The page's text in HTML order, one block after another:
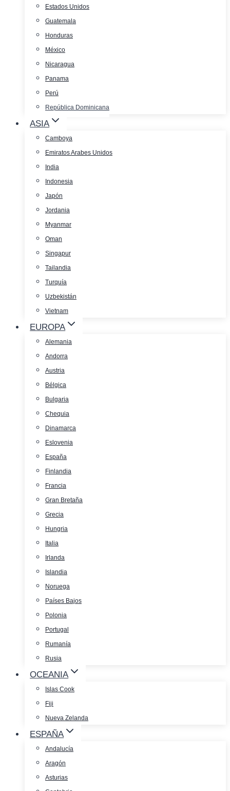
Estados Unidos
Guatemala
Honduras
México
Nicaragua
Panama
Perú
República Dominicana
ASIA
Camboya
Emiratos Arabes Unidos
India
Indonesia
Japón
Jordania
Myanmar
Oman
Singapur
Tailandia
Turquía
Uzbekistán
Vietnam
EUROPA
Alemania
Andorra
Austria
Bélgica
Bulgaria
Chequia
Dinamarca
Eslovenia
España
Finlandia
Francia
Gran Bretaña
Grecia
Hungria
Italia
Irlanda
Islandia
Noruega
Países Bajos
Polonia
Portugal
Rumanía
Rusia
OCEANIA
Islas Cook
Fiji
Nueva Zelanda
ESPAÑA
Andalucía
Aragón
Asturias